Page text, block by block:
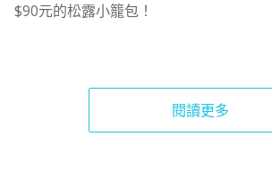
$90元的松露小籠包！
閱讀更多